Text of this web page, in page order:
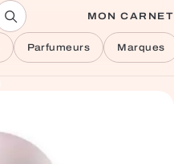
MON CARNET
Parfumeurs Marques